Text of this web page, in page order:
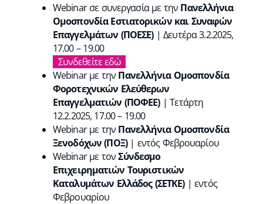
Webinar σε συνεργασία με την Πανελλήνια
Ομοσπονδία Εστιατορικών και Συναφών
Επαγγελμάτων (ΠΟΕΣΕ)| Δευτέρα 3.2.2025,
17.00 – 19.00
Συνδεθείτε εδώ
Webinar με την Πανελλήνια Ομοσπονδία
Φοροτεχνικών Ελεύθερων
Επαγγελματιών (ΠΟΦΕΕ)| Τετάρτη
12.2.2025, 17.00 – 19.00
Webinar με την Πανελλήνια Ομοσπονδία
Ξενοδόχων (ΠΟΞ)| εντός Φεβρουαρίου
Webinar με τονΣύνδεσμο
Επιχειρηματιών Τουριστικών
Καταλυμάτων Ελλάδος (ΣΕΤΚΕ)| εντός
Φεβρουαρίου